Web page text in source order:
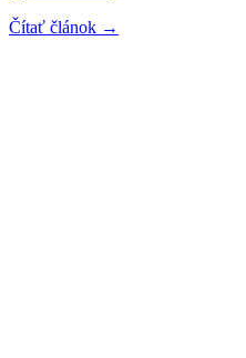
Čítať článok →